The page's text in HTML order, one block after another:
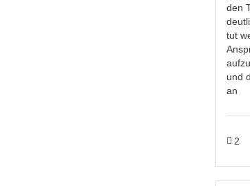
den
tut
und
an
2